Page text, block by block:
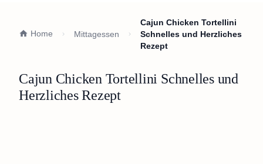
Home Mittagessen
Cajun Chicken Tortellini
Schnelles und Herzliches
Rezept
Cajun Chicken Tortellini Schnelles und
Herzliches Rezept